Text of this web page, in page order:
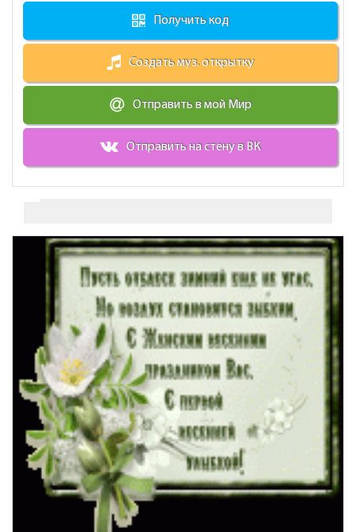
Получить код
Создать муз. открытку
Отправить в мой Мир
Отправить на стену в ВК